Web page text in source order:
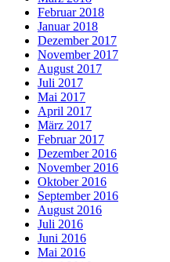
Februar 2018
Januar 2018
Dezember 2017
November 2017
August 2017
Juli 2017
Mai 2017
April 2017
März 2017
Februar 2017
Dezember 2016
November 2016
Oktober 2016
September 2016
August 2016
Juli 2016
Juni 2016
Mai 2016